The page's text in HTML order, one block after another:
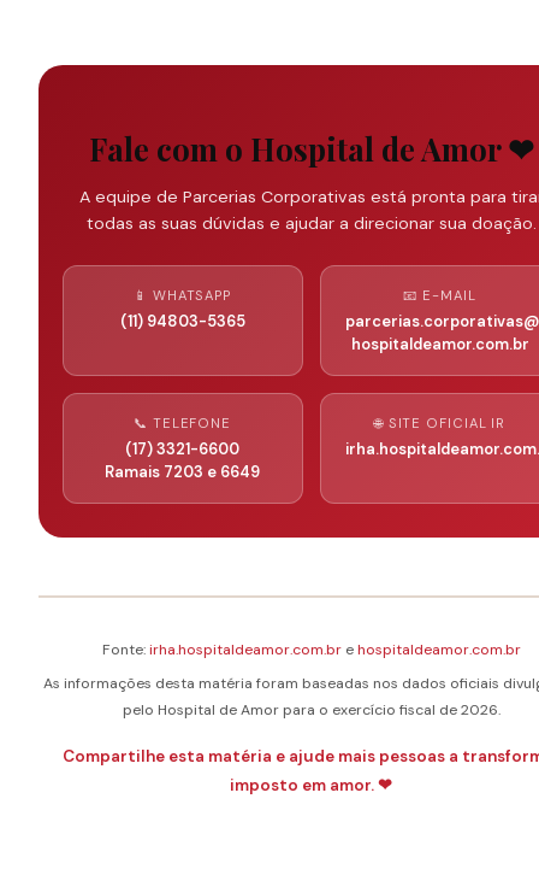
Fale com o Hospital de Amor ❤
A equipe de Parcerias Corporativas está pronta para
todas as suas dúvidas e ajudar a direcionar sua doação.
📱 WHATSAPP
(11) 94803-5365
📧 E-MAIL
parcerias.corporativas@
hospitaldeamor.com.br
📞 TELEFONE
(17) 3321-6600
Ramais 7203 e 6649
🌐 SITE OFICIAL IR
Fonte:irha.hospitaldeamor.com.brehospitaldeamor.com.br
As informações desta matéria foram baseadas nos dados oficiais
pelo Hospital de Amor para o exercício fiscal de 2026.
Compartilhe esta matéria e ajude mais pessoas a
imposto em amor. ❤